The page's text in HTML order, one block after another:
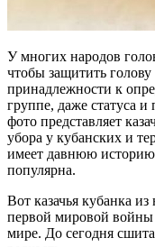
У многих народов
чтобы защитить
принадлежности к
группе, даже статуса
фото представляет
убора у кубанских и
имеет давнюю историю,
популярна.
Вот казачья кубанка
первой мировой войны
мире. До сегодня